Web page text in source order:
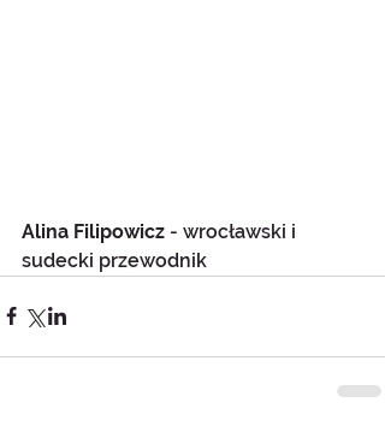
Alina Filipowicz - wrocławski i
sudecki przewodnik